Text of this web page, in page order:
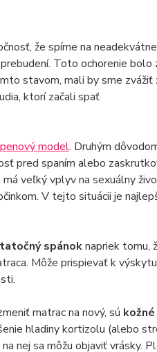
že spíme na
Toto ochorenie bolo
stavom, mali by sme
ktorí začali spať
penový model. Druhým
pred spaním alebo
má veľký vplyv na sexuálny
V tejto situácii je
spánoknapriek tomu,
Môže prispievať k
matrac na nový, sú
hladiny kortizolu (alebo
nej sa môžu objaviť vrásky.